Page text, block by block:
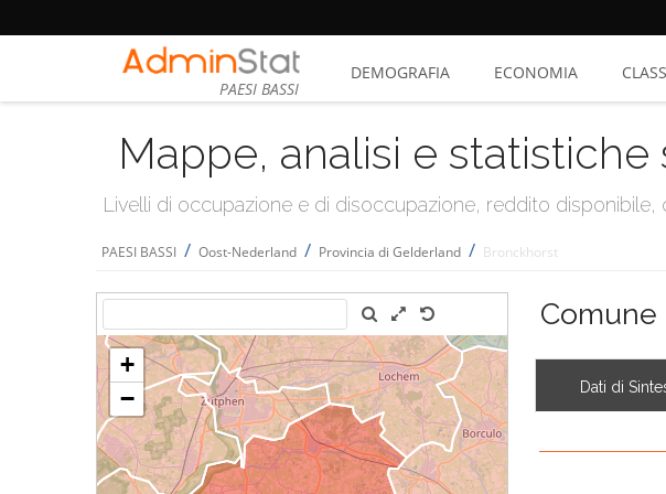
PAESI BASSI
DEMOGRAFIA ECONOMIA
Mappe, analisi e
Livelli di occupazione e di disoccupazione, reddito
PAESI BASSI / Oost-Nederland / Provincia di Gelderland / Bronckhorst
Comune
Dati di